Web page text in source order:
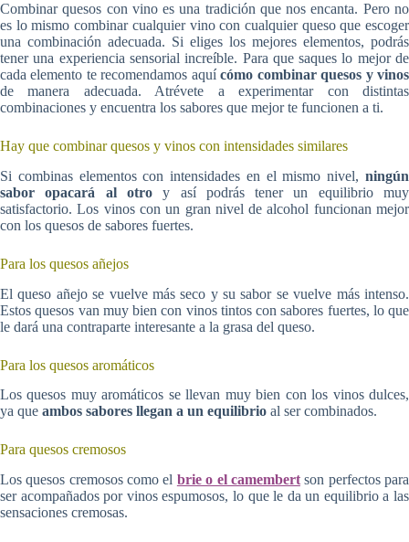
Combinar quesos con vino es una tradición que nos encanta. Pero no
es lo mismo combinar cualquier vino con cualquier queso que escoger
una combinación adecuada. Si eliges los mejores elementos, podrás
tener una experiencia sensorial increíble. Para que saques lo mejor de
cada elemento te recomendamos aquícómo combinar quesos y vinos
de manera adecuada. Atrévete a experimentar con distintas
combinaciones y encuentra los sabores que mejor te funcionen a ti.
Hay que combinar quesos y vinos con intensidades similares
Si combinas elementos con intensidades en el mismo nivel, ningún
sabor opacará al otroy así podrás tener un equilibrio muy
satisfactorio. Los vinos con un gran nivel de alcohol funcionan mejor
con los quesos de sabores fuertes.
Para los quesos añejos
El queso añejo se vuelve más seco y su sabor se vuelve más intenso.
Estos quesos van muy bien con vinos tintos con sabores fuertes, lo que
le dará una contraparte interesante a la grasa del queso.
Para los quesos aromáticos
Los quesos muy aromáticos se llevan muy bien con los vinos dulces,
ya que ambos sabores llegan a un equilibrio al ser combinados.
Para quesos cremosos
Los quesos cremosos como el brie o el camembertson perfectos para
ser acompañados por vinos espumosos, lo que le da un equilibrio a las
sensaciones cremosas.